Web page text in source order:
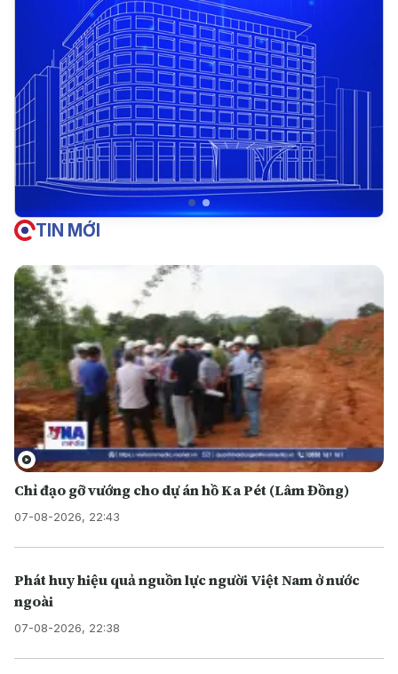
TIN MỚI
Chỉ đạo gỡ vướng cho dự án hồ Ka Pét (Lâm Đồng)
07-08-2026, 22:43
Phát huy hiệu quả nguồn lực người Việt Nam ở nước
ngoài
07-08-2026, 22:38